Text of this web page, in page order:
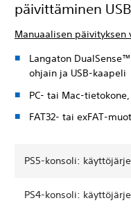
päivittäminen
Manuaalisen päivityksen
Langaton
ohjain ja USB-kaapeli
PC- tai Mac-
FAT32- tai exFAT-
PS5-konsoli:
PS4-konsoli: